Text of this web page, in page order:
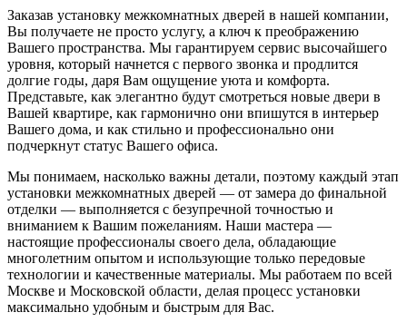
Заказав установку межкомнатных дверей в нашей компании,
Вы получаете не просто услугу, а ключ к преображению
Вашего пространства. Мы гарантируем сервис высочайшего
уровня, который начнется с первого звонка и продлится
долгие годы, даря Вам ощущение уюта и комфорта.
Представьте, как элегантно будут смотреться новые двери в
Вашей квартире, как гармонично они впишутся в интерьер
Вашего дома, и как стильно и профессионально они
подчеркнут статус Вашего офиса.
Мы понимаем, насколько важны детали, поэтому каждый этап
установки межкомнатных дверей — от замера до финальной
отделки — выполняется с безупречной точностью и
вниманием к Вашим пожеланиям. Наши мастера —
настоящие профессионалы своего дела, обладающие
многолетним опытом и использующие только передовые
технологии и качественные материалы. Мы работаем по всей
Москве и Московской области, делая процесс установки
максимально удобным и быстрым для Вас.